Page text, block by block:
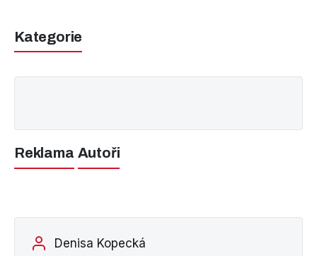
Kategorie
Reklama Autoři
Denisa Kopecká